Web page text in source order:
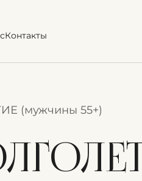
Контакты
(мужчины 55+)